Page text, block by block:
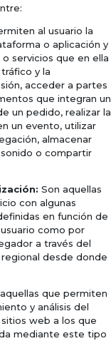
al usuario la
o aplicación y
servicios que en ella
y la
acceder a partes
que integran un
un pedido, realizar la
un evento, utilizar
almacenar
o compartir
Son aquellas
con algunas
en función de
como por
a través del
desde donde
que permiten
y análisis del
web a los que
mediante este tipo